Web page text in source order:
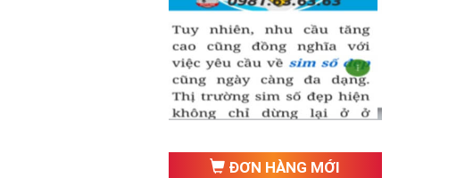
ĐƠN HÀNG MỚI